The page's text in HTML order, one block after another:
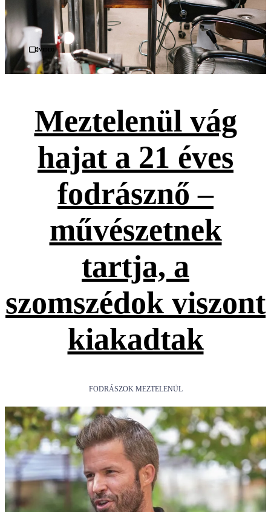
Videó
Meztelenül vág
hajat a 21 éves
fodrásznő –
művészetnek
tartja, a
szomszédok viszont
kiakadtak
FODRÁSZOK MEZTELENÜL